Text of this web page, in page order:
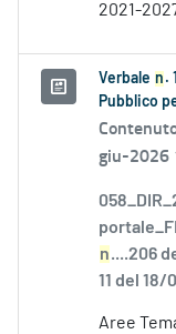
2021-
Verbale n .
Pubblico
giu-2026
n....206
11 del 18/
Aree